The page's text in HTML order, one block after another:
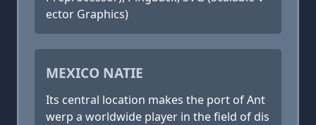
ector Graphics)
MEXICO NATIE
Its central location makes the port of Ant
werp a worldwide player in the field of dis